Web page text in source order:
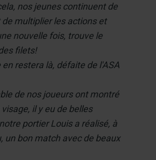
nos jeunes continuent de
de multiplier les actions et
nouvelle fois, trouve le
filets!
en restera là, défaite de l'ASA
de nos joueurs ont montré
il y eu de belles
portier Louis a réalisé, à
un bon match avec de beaux